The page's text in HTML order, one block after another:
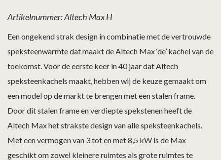
Artikelnummer: Altech Max H
Een ongekend strak design in combinatie met de vertrouwde
speksteenwarmte dat maakt de Altech Max ‘de’ kachel van de
toekomst. Voor de eerste keer in 40 jaar dat Altech
speksteenkachels maakt, hebben wij de keuze gemaakt om
een model op de markt te brengen met een stalen frame.
Door dit stalen frame en verdiepte spekstenen heeft de
Altech Max het strakste design van alle speksteenkachels.
Met een vermogen van 3 tot en met 8,5 kW is de Max
geschikt om zowel kleinere ruimtes als grote ruimtes te